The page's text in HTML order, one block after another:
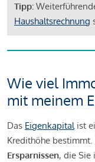
Tipp:
Haushaltsrechnung
Wie viel
mit meinem
Das Eigenkapitalist
Kredithöhe bestimmt.
Ersparnissen, die Sie